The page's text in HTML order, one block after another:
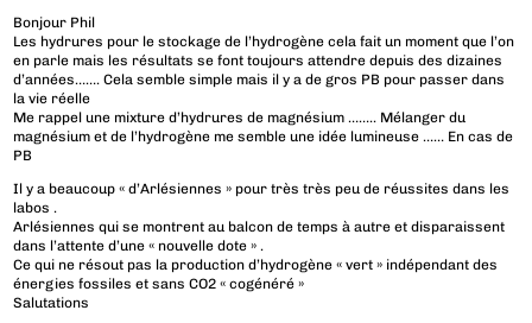
Bonjour Phil
Les hydrures pour le stockage de l’hydrogène cela fait un moment que l’on
en parle mais les résultats se font toujours attendre depuis des dizaines
d’années……. Cela semble simple mais il y a de gros PB pour passer dans
la vie réelle
Me rappel une mixture d’hydrures de magnésium …….. Mélanger du
magnésium et de l’hydrogène me semble une idée lumineuse …… En cas de
PB
Il y a beaucoup « d’Arlésiennes » pour très très peu de réussites dans les
labos .
Arlésiennes qui se montrent au balcon de temps à autre et disparaissent
dans l’attente d’une « nouvelle dote » .
Ce qui ne résout pas la production d’hydrogène « vert » indépendant des
énergies fossiles et sans CO2 « cogénéré »
Salutations